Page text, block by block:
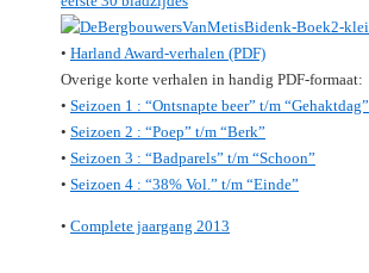
• Harland Award-verhalen (PDF)
Overige korte verhalen in handig PDF-formaat:
• Seizoen 1 : “Ontsnapte beer” t/m “Gehaktdag”
• Seizoen 2 : “Poep” t/m “Berk”
• Seizoen 3 : “Badparels” t/m “Schoon”
• Seizoen 4 : “38% Vol.” t/m “Einde”
• Complete jaargang 2013